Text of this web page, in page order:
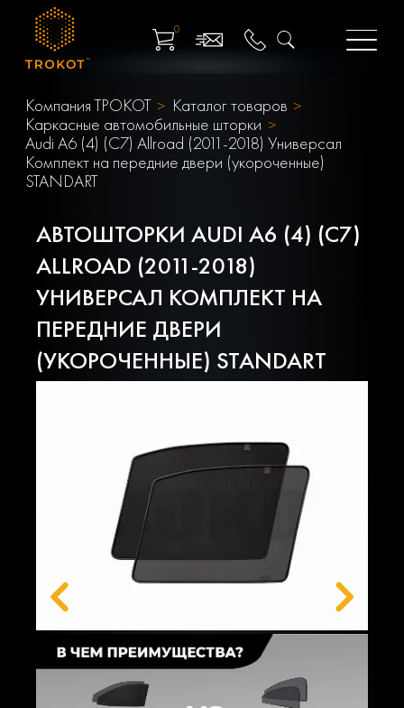
0
Компания ТРОКОТ
Каталог товаров
Каркасные автомобильные шторки
Audi A6 (4) (C7) Allroad (2011-2018) Универсал
Комплект на передние двери (укороченные)
STANDART
АВТОШТОРКИ AUDI A6 (4) (C7)
ALLROAD (2011-2018)
УНИВЕРСАЛ КОМПЛЕКТ НА
ПЕРЕДНИЕ ДВЕРИ
(УКОРОЧЕННЫЕ) STANDART